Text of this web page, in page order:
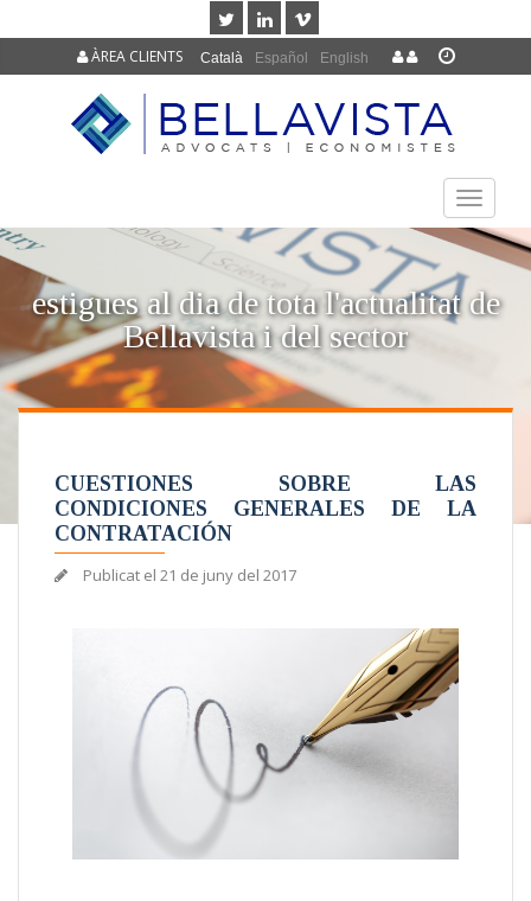
Català Español English
ÀREA CLIENTS
TOGGLE
estigues al dia de tota l'actualitat de
Bellavista i del sector
CUESTIONES SOBRE LAS
CONDICIONES GENERALES DE LA
CONTRATACIÓN
Publicat el 21 de juny del 2017